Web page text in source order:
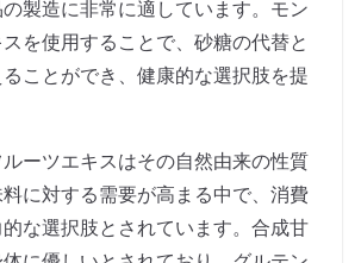
製造に非常に適しています。モン
を使用することで、砂糖の代替と
ことができ、健康的な選択肢を提
ーツエキスはその自然由来の性質
に対する需要が高まる中で、消費
な選択肢とされています。合成甘